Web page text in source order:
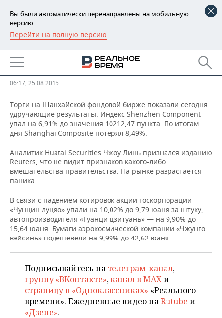
Вы были автоматически перенаправлены на мобильную
версию.
Перейти на полную версию
РЕГИОНЫ
БАШКОРТОСТАН
ТАТАРСТАН
УДМУРТИЯ
НОВОСТИ
АНАЛИТИКА
НОВОСТИ АНАЛИТИКИ
ДЕКЛАРАЦИИ О ДОХОДАХ
КОРОЛИ ГОСЗАКАЗА ПФО
ВУЗЫ ТАТАРСТАНА
КОМУ ПРИНАДЛЕЖАТ
ТОРГОВЫЕ ЦЕНТРЫ
ТАТАРСТАНА
ЭКОНОМИКА
НОВОСТИ ЭКОНОМИКИ
ФИНАНСЫ
БАНКИ
БЮДЖЕТ
ИНВЕСТИЦИИ
ПРОМЫШЛЕННОСТЬ
НОВОСТИ
ПРОМЫШЛЕННОСТИ
АГРОПРОМ
МАШИНОСТРОЕНИЕ
НЕФТЕХИМИЯ
ОПК
ЭНЕРГЕТИКА
НЕДВИЖИМОСТЬ
НОВОСТИ НЕДВИЖИМОСТИ
АВТО
НОВОСТИ АВТО
БИЗНЕС
НОВОСТИ БИЗНЕСА
РОЗНИЧНАЯ ТОРГОВЛЯ
ТРАНСПОРТ
УСЛУГИ
ТЕХНОЛОГИИ
НОВОСТИ ТЕХНОЛОГИЙ
МЕДИА
ТЕЛЕКОММУНИКАЦИИ
МЕРОПРИЯТИЯ
НОВОСТИ МЕРОПРИЯТИЙ
ВЫЕЗДНАЯ РЕДАКЦИЯ
БИЗНЕС-БРАНЧИ
СПОРТ
НОВОСТИ СПОРТА
ФУТБОЛ
ОБЩЕСТВО
НОВОСТИ ОБЩЕСТВА
ФОТОГАЛЕРЕЯ
стремительно падать
06:17, 25.08.2015
Торги на Шанхайской фондовой бирже показали сегодня
удручающие результаты. Индекс Shenzhen Component
упал на 6,91% до значения 10212,47 пункта. По итогам
дня Shanghai Composite потерял 8,49%.
Аналитик Huatai Securities Чжоу Линь признался изданию
Reuters, что не видит признаков какого-либо
вмешательства правительства. На рынке разрастается
паника.
В связи с падением котировок акции госкорпорации
«Чунцин луцяо» упали на 10,02% до 9,79 юаня за штуку,
автопроизводителя «Гуанци цзитуань» — на 9,90% до
15,64 юаня. Бумаги аэрокосмической компании «Чжунго
вэйсинь» подешевели на 9,99% до 42,62 юаня.
Подписывайтесь на телеграм-канал,
группу «ВКонтакте»,канал в MAXи
страницу в «Одноклассниках» «Реального
времени». Ежедневные видео наRutube и
«Дзене».